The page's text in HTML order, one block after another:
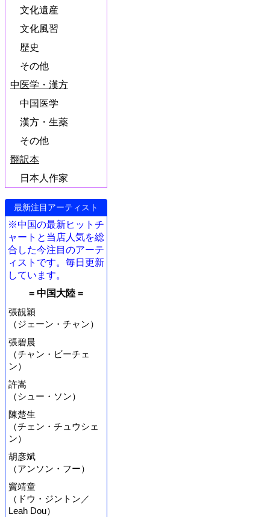
文化遺産
文化風習
歴史
その他
中医学・漢方
中国医学
漢方・生薬
その他
翻訳本
日本人作家
最新注目アーティスト
※中国の最新ヒットチ
ャートと当店人気を総
合した今注目のアーテ
ィストです。毎日更新
しています。
= 中国大陸 =
張靚穎
（ジェーン・チャン）
張碧晨
（チャン・ビーチェ
ン）
許嵩
（シュー・ソン）
陳楚生
（チェン・チュウシェ
ン）
胡彦斌
（アンソン・フー）
竇靖童
（ドウ・ジントン／
Leah Dou）